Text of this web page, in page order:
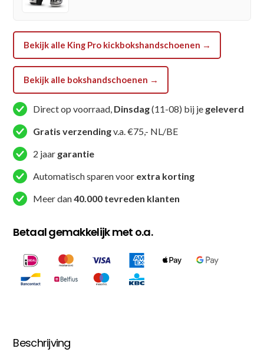
Bekijk alle King Pro kickbokshandschoenen →
Bekijk alle bokshandschoenen →
Direct op voorraad, Dinsdag(11-08) bij je geleverd
Gratis verzendingv.a. €75,- NL/BE
2 jaar garantie
Automatisch sparen voor extra korting
Meer dan40.000 tevreden klanten
Betaal gemakkelijk met o.a.
Beschrijving